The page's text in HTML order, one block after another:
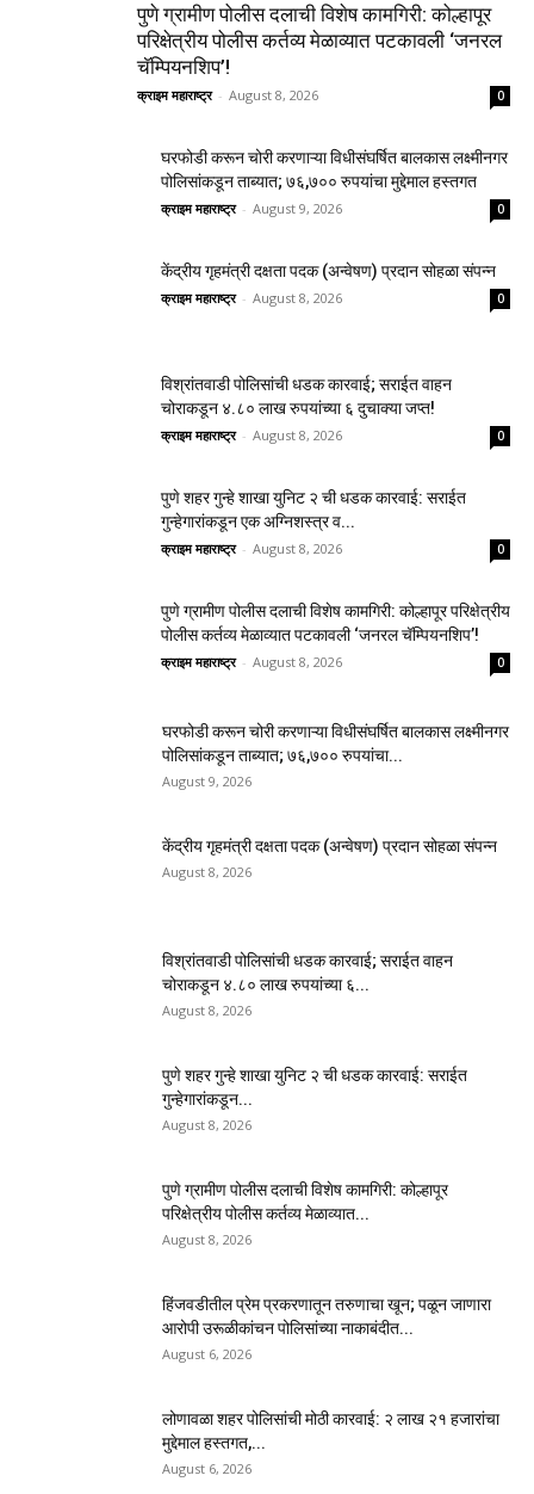
पुणे ग्रामीण पोलीस दलाची विशेष कामगिरी: कोल्हापूर
परिक्षेत्रीय पोलीस कर्तव्य मेळाव्यात पटकावली ‘जनरल
चॅम्पियनशिप’!
क्राइम महाराष्ट्र - August 8, 2026 0
घरफोडी करून चोरी करणाऱ्या विधीसंघर्षित बालकास लक्ष्मीनगर
पोलिसांकडून ताब्यात; ७६,७०० रुपयांचा मुद्देमाल हस्तगत
क्राइम महाराष्ट्र - August 9, 2026 0
केंद्रीय गृहमंत्री दक्षता पदक (अन्वेषण) प्रदान सोहळा संपन्न
क्राइम महाराष्ट्र - August 8, 2026 0
विश्रांतवाडी पोलिसांची धडक कारवाई; सराईत वाहन
चोराकडून ४.८० लाख रुपयांच्या ६ दुचाक्या जप्त!
क्राइम महाराष्ट्र - August 8, 2026 0
पुणे शहर गुन्हे शाखा युनिट २ ची धडक कारवाई: सराईत
गुन्हेगारांकडून एक अग्निशस्त्र व...
क्राइम महाराष्ट्र - August 8, 2026 0
पुणे ग्रामीण पोलीस दलाची विशेष कामगिरी: कोल्हापूर परिक्षेत्रीय
पोलीस कर्तव्य मेळाव्यात पटकावली ‘जनरल चॅम्पियनशिप’!
क्राइम महाराष्ट्र - August 8, 2026 0
घरफोडी करून चोरी करणाऱ्या विधीसंघर्षित बालकास लक्ष्मीनगर
पोलिसांकडून ताब्यात; ७६,७०० रुपयांचा...
August 9, 2026
केंद्रीय गृहमंत्री दक्षता पदक (अन्वेषण) प्रदान सोहळा संपन्न
August 8, 2026
विश्रांतवाडी पोलिसांची धडक कारवाई; सराईत वाहन
चोराकडून ४.८० लाख रुपयांच्या ६...
August 8, 2026
पुणे शहर गुन्हे शाखा युनिट २ ची धडक कारवाई: सराईत
गुन्हेगारांकडून...
August 8, 2026
पुणे ग्रामीण पोलीस दलाची विशेष कामगिरी: कोल्हापूर
परिक्षेत्रीय पोलीस कर्तव्य मेळाव्यात...
August 8, 2026
हिंजवडीतील प्रेम प्रकरणातून तरुणाचा खून; पळून जाणारा
आरोपी उरूळीकांचन पोलिसांच्या नाकाबंदीत...
August 6, 2026
लोणावळा शहर पोलिसांची मोठी कारवाई: २ लाख २१ हजारांचा
मुद्देमाल हस्तगत,...
August 6, 2026